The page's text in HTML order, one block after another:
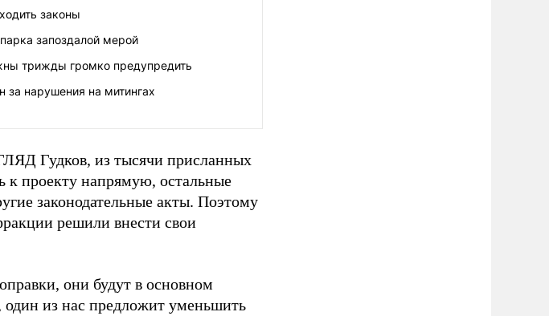
законы
запоздалой мерой
трижды громко предупредить
за нарушения на митингах
Гудков, из тысячи присланных
к проекту напрямую, остальные
законодательные акты. Поэтому
решили внести свои
они будут в основном
один из нас предложит уменьшить